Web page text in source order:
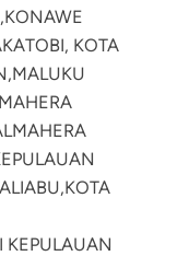
KONAWE
KOTA
MALUKU
KOTA
KEPULAUAN